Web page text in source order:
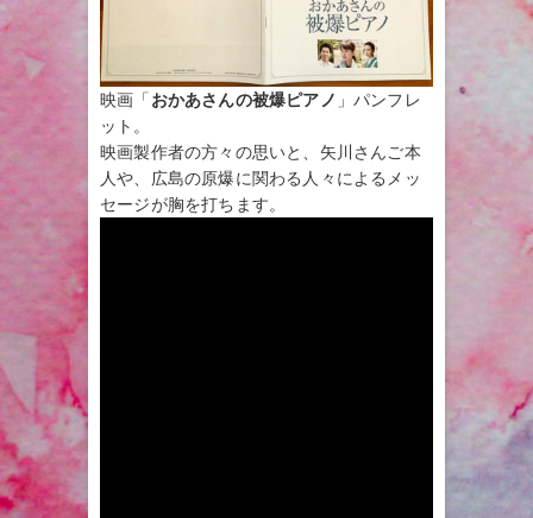
映画「 おかあさんの被爆ピアノ 」パンフレ
ット。
映画製作者の方々の思いと、矢川さんご本
人や、広島の原爆に関わる人々によるメッ
セージが胸を打ちます。